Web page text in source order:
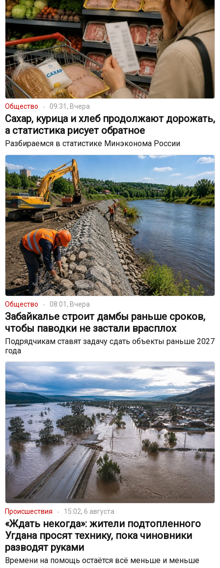
Общество 09:31, Вчера
Сахар, курица и хлеб продолжают дорожать,
а статистика рисует обратное
Разбираемся в статистике Минэконома России
Общество 08:01, Вчера
Забайкалье строит дамбы раньше сроков,
чтобы паводки не застали врасплох
Подрядчикам ставят задачу сдать объекты раньше 2027
года
Происшествия 15:02, 6 августа
«Ждать некогда»: жители подтопленного
Угдана просят технику, пока чиновники
разводят руками
Времени на помощь остаётся всё меньше и меньше